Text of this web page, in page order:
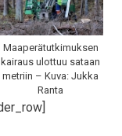
Maaperätutkimuksen
kairaus ulottuu sataan
metriin – Kuva: Jukka
Ranta